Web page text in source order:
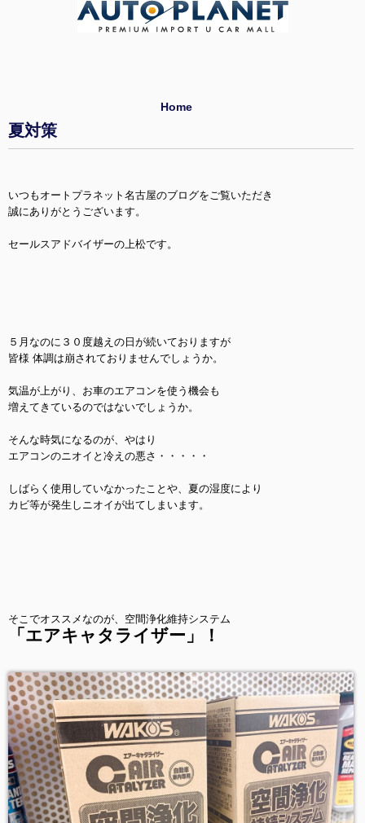
Home
夏対策
いつもオートプラネット名古屋のブログをご覧いただき
誠にありがとうございます。
セールスアドバイザーの上松です。
５月なのに３０度越えの日が続いておりますが
皆様 体調は崩されておりませんでしょうか。
気温が上がり、お車のエアコンを使う機会も
増えてきているのではないでしょうか。
そんな時気になるのが、やはり
エアコンのニオイと冷えの悪さ・・・・・
しばらく使用していなかったことや、夏の湿度により
カビ等が発生しニオイが出てしまいます。
そこでオススメなのが、空間浄化維持システム
「エアキャタライザー」！